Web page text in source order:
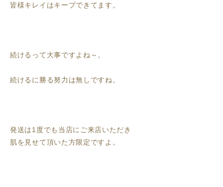
皆様キレイはキープできてます。
続けるって大事ですよね～。
続けるに勝る努力は無しですね。
発送は1度でも当店にご来店いただき
肌を見せて頂いた方限定ですよ。